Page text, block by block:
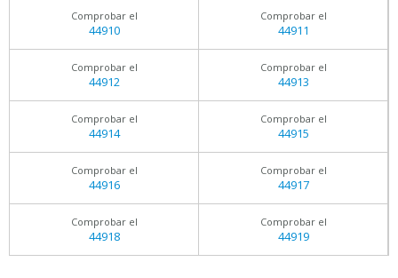
Comprobar el
44910
Comprobar el
44911
Comprobar el
44912
Comprobar el
44913
Comprobar el
44914
Comprobar el
44915
Comprobar el
44916
Comprobar el
44917
Comprobar el
44918
Comprobar el
44919